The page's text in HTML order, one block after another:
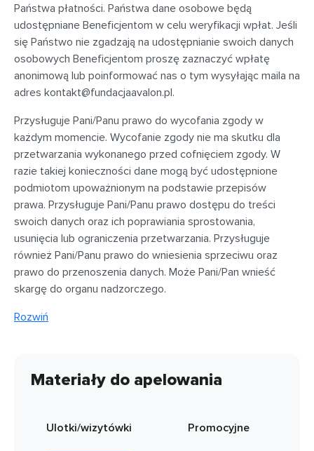
Materiały do apelowania
Ulotki/wizytówki Promocyjne
Państwa płatności. Państwa dane osobowe będą
udostępniane Beneficjentom w celu weryfikacji wpłat. Jeśli
się Państwo nie zgadzają na udostępnianie swoich danych
osobowych Beneficjentom proszę zaznaczyć wpłatę
anonimową lub poinformować nas o tym wysyłając maila na
adres kontakt@fundacjaavalon.pl.
Przysługuje Pani/Panu prawo do wycofania zgody w
każdym momencie. Wycofanie zgody nie ma skutku dla
przetwarzania wykonanego przed cofnięciem zgody. W
razie takiej konieczności dane mogą być udostępnione
podmiotom upoważnionym na podstawie przepisów
prawa. Przysługuje Pani/Panu prawo dostępu do treści
swoich danych oraz ich poprawiania sprostowania,
usunięcia lub ograniczenia przetwarzania. Przysługuje
również Pani/Panu prawo do wniesienia sprzeciwu oraz
prawo do przenoszenia danych. Może Pani/Pan wnieść
skargę do organu nadzorczego.
Rozwiń